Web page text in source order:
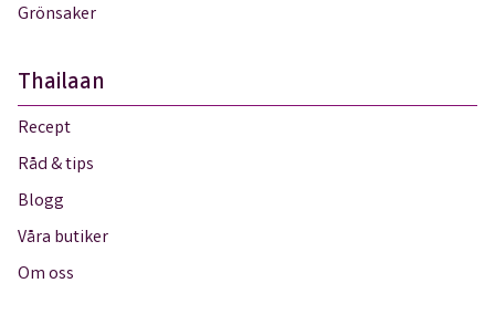
Grönsaker
Thailaan
Recept
Råd & tips
Blogg
Våra butiker
Om oss